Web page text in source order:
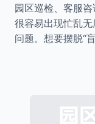
园区巡检、客服
很容易出现忙乱
问题。想要摆脱“